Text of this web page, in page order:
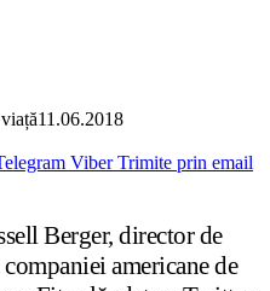
11.06.2018
Viber Trimite prin email
Berger, director de
americane de